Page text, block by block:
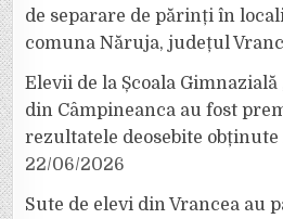
de separare de părinți în
comuna Năruja, județul
Elevii de la Școala
din Câmpineanca au fost
rezultatele deosebite
22/06/2026
Sute de elevi din Vrancea au